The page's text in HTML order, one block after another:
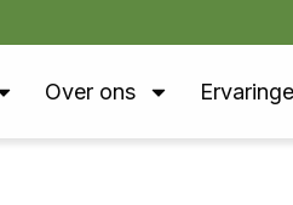
Over ons